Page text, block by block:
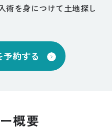
術を身につけて土地探し
約する
概要